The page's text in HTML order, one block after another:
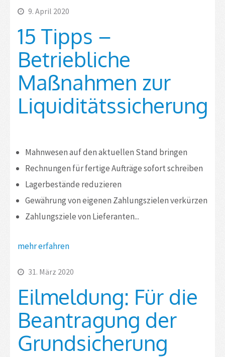
9. April 2020
15 Tipps –
Betriebliche
Maßnahmen zur
Liquiditätssicherung
Mahnwesen auf den aktuellen Stand bringen
Rechnungen für fertige Aufträge sofort schreiben
Lagerbestände reduzieren
Gewährung von eigenen Zahlungszielen verkürzen
Zahlungsziele von Lieferanten...
mehr erfahren
31. März 2020
Eilmeldung: Für die
Beantragung der
Grundsicherung